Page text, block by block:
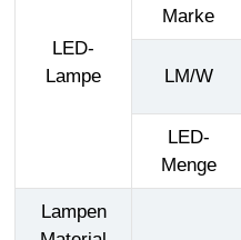
LED-
Lampe
Marke
LM/W
LED-
Menge
Lampen